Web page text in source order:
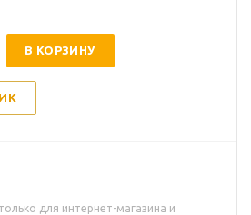
В КОРЗИНУ
для интернет-магазина и